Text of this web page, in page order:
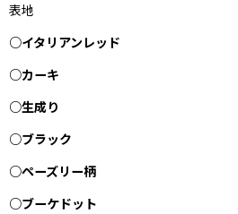
表地
○イタリアンレッド
○カーキ
○生成り
○ブラック
○ペーズリー柄
○ブーケドット